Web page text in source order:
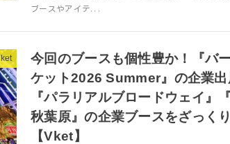
ブースやアイテ...
今回のブースも個性豊か！『バ
ケット2026 Summer』の企業出
『パラリアルブロードウェイ』
秋葉原』の企業ブースをざっく
【Vket】